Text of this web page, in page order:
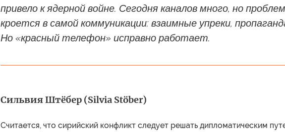
привело к ядерной войне. Сегодня каналов много, но
кроется в самой коммуникации: взаимные упреки,
Но «красный телефон» исправно работает.
Сильвия Штёбер (Silvia Stöber)
Считается, что сирийский конфликт следует решать дипломатическим